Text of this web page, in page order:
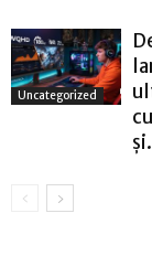
Uncategorized